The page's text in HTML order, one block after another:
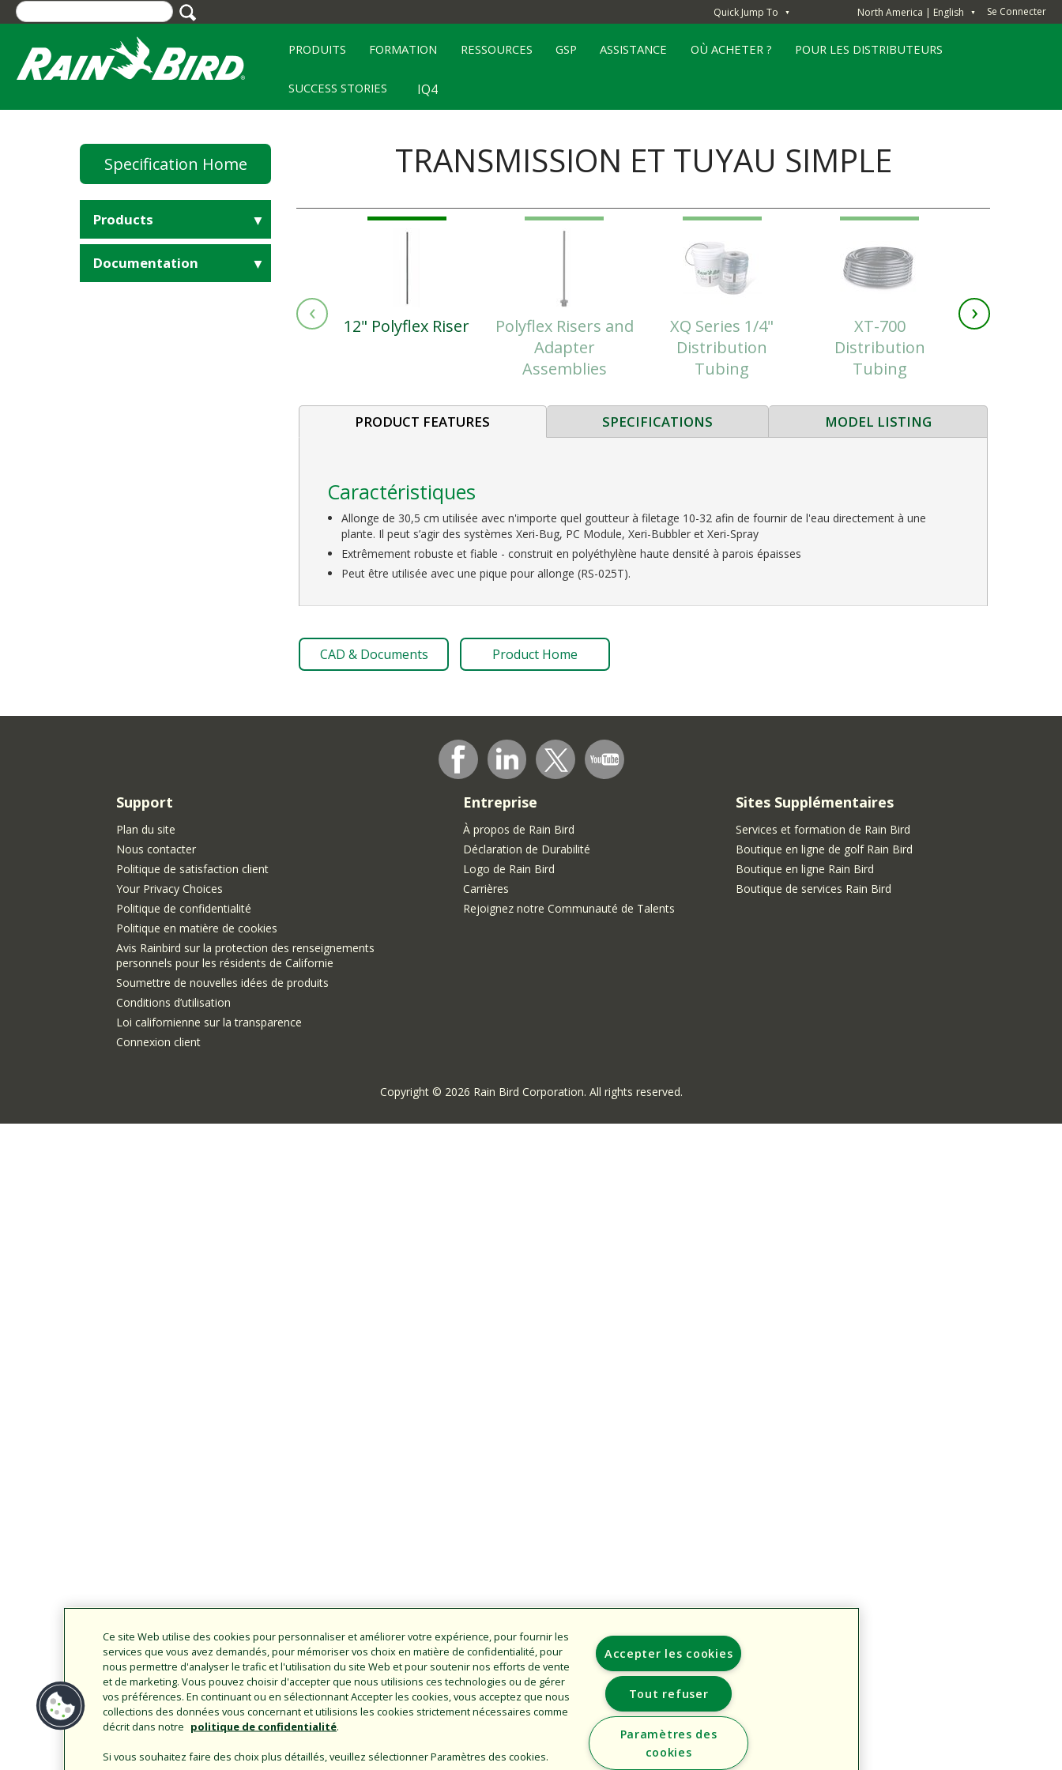
Skip
to
content
Quick Jump To ▼ North America | English ▼ Se Connecter
PRODUITS FORMATION RESSOURCES GSP ASSISTANCE OÙ ACHETER ? POUR LES DISTRIBUTEURS
SUCCESS STORIES IQ4
Specification Home
Products
Documentation
TRANSMISSION ET TUYAU SIMPLE
12" Polyflex Riser
Polyflex Risers and
Adapter
Assemblies
XQ Series 1/4"
Distribution
Tubing
XT-700
Distribution
Tubing
XF Series
‹ ›
PRODUCT FEATURES SPECIFICATIONS MODEL LISTING
Caractéristiques
Allonge de 30,5 cm utilisée avec n'importe quel goutteur à filetage 10-32 afin de fournir de l'eau directement à une
plante. Il peut s’agir des systèmes Xeri-Bug, PC Module, Xeri-Bubbler et Xeri-Spray
Extrêmement robuste et fiable - construit en polyéthylène haute densité à parois épaisses
Peut être utilisée avec une pique pour allonge (RS-025T).
CAD & Documents Product Home
Support
Plan du site
Nous contacter
Politique de satisfaction client
Your Privacy Choices
Politique de confidentialité
Politique en matière de cookies
Avis Rainbird sur la protection des renseignements
personnels pour les résidents de Californie
Soumettre de nouvelles idées de produits
Conditions d’utilisation
Loi californienne sur la transparence
Connexion client
Entreprise
À propos de Rain Bird
Déclaration de Durabilité
Logo de Rain Bird
Carrières
Rejoignez notre Communauté de Talents
Sites Supplémentaires
Services et formation de Rain Bird
Boutique en ligne de golf Rain Bird
Boutique en ligne Rain Bird
Boutique de services Rain Bird
Copyright © 2026 Rain Bird Corporation. All rights reserved.
Ce site Web utilise des cookies pour personnaliser et améliorer votre expérience, pour fournir les
services que vous avez demandés, pour mémoriser vos choix en matière de confidentialité, pour
nous permettre d'analyser le trafic et l'utilisation du site Web et pour soutenir nos efforts de vente
et de marketing. Vous pouvez choisir d'accepter que nous utilisions ces technologies ou de gérer
vos préférences. En continuant ou en sélectionnant Accepter les cookies, vous acceptez que nous
collections des données vous concernant et utilisions les cookies strictement nécessaires comme
décrit dans notre politique de confidentialité.
Si vous souhaitez faire des choix plus détaillés, veuillez sélectionner Paramètres des cookies.
Accepter les cookies
Tout refuser
Paramètres des
cookies